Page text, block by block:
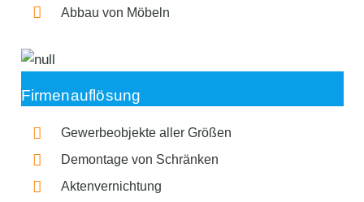
Abbau von Möbeln
Firmenauflösung
Gewerbeobjekte aller Größen
Demontage von Schränken
Aktenvernichtung